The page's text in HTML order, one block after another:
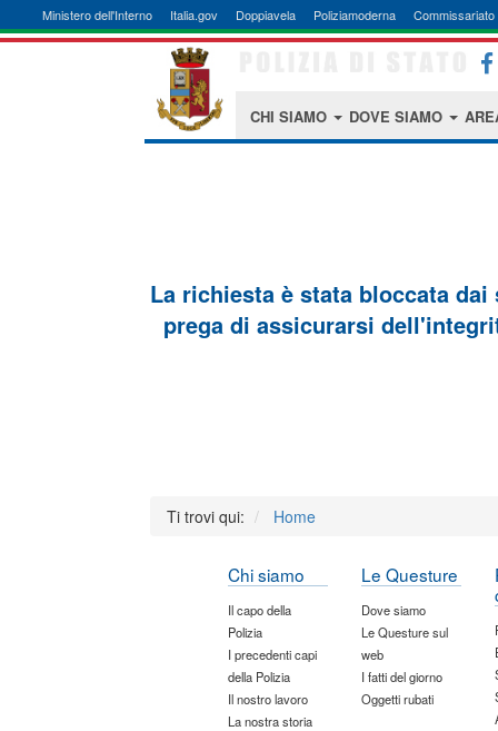
Ministero dell'Interno Italia.gov Doppiavela Poliziamoderna Commissariato
CHI SIAMO DOVE SIAMO
La richiesta è stata bloccata
prega di assicurarsi
Ti trovi qui: Home
Chi siamo
Il capo della
Polizia
I precedenti capi
della Polizia
Il nostro lavoro
La nostra storia
Le Questure
Dove siamo
Le Questure sul
web
I fatti del giorno
Oggetti rubati